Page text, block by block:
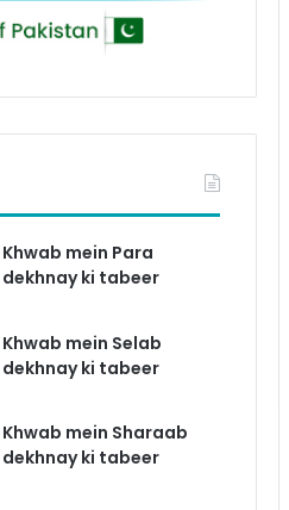
Khwab mein Para
dekhnay ki tabeer
Khwab mein Selab
dekhnay ki tabeer
Khwab mein Sharaab
dekhnay ki tabeer